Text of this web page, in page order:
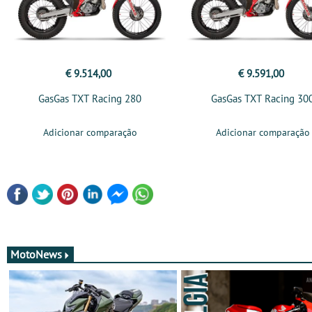
€ 9.514,00
GasGas TXT Racing 280
Adicionar comparação
€ 9.591,00
GasGas TXT Racing
Adicionar comparação
MotoNews